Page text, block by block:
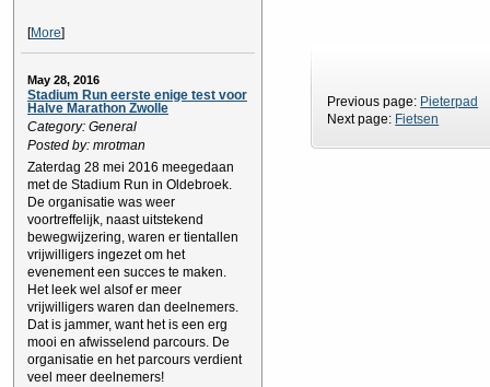
[More]
May 28, 2016
Stadium Run eerste enige test voor
Halve Marathon Zwolle
Category: General
Posted by: mrotman
Zaterdag 28 mei 2016 meegedaan
met de Stadium Run in Oldebroek.
De organisatie was weer
voortreffelijk, naast uitstekend
bewegwijzering, waren er tientallen
vrijwilligers ingezet om het
evenement een succes te maken.
Het leek wel alsof er meer
vrijwilligers waren dan deelnemers.
Dat is jammer, want het is een erg
mooi en afwisselend parcours. De
organisatie en het parcours verdient
veel meer deelnemers!
Previous page: Pieterpad
Next page: Fietsen